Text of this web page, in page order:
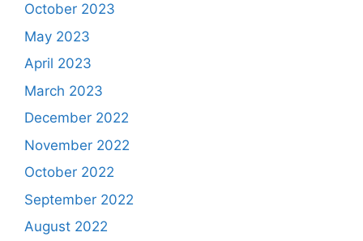
October 2023
May 2023
April 2023
March 2023
December 2022
November 2022
October 2022
September 2022
August 2022